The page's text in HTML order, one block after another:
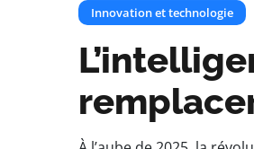
Innovation et technologie